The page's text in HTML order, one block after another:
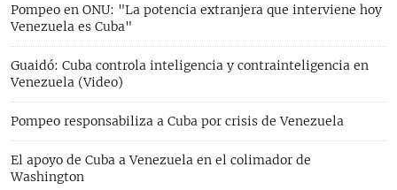
Pompeo en ONU: "La potencia extranjera que interviene hoy
Venezuela es Cuba"
Guaidó: Cuba controla inteligencia y contrainteligencia en
Venezuela (Video)
Pompeo responsabiliza a Cuba por crisis de Venezuela
El apoyo de Cuba a Venezuela en el colimador de
Washington